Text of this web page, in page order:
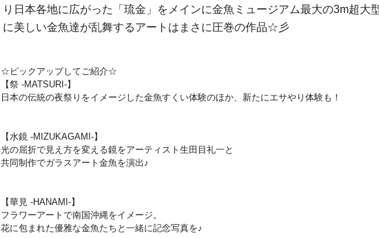
り日本各地に広がった「琉金」をメインに金魚ミュージアム最大の3m超大
に美しい金魚達が乱舞するアートはまさに圧巻の作品☆彡
☆ピックアップしてご紹介☆
【祭 -MATSURI-】
日本の伝統の夜祭りをイメージした金魚すくい体験のほか、新たにエサやり体験も！
【水鏡 -MIZUKAGAMI-】
光の屈折で見え方を変える鏡をアーティスト生田目礼一と
共同制作でガラスアート金魚を演出♪
【華見 -HANAMI-】
フラワーアートで南国沖縄をイメージ。
花に包まれた優雅な金魚たちと一緒に記念写真を♪